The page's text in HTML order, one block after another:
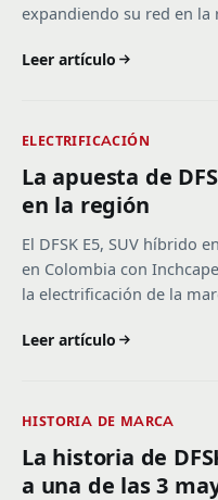
expandiendo su red en la
Leer artículo
ELECTRIFICACIÓN
La apuesta de
en la región
El DFSK E5, SUV híbrido
en Colombia con
la electrificación de la
Leer artículo
HISTORIA DE MARCA
La historia de
a una de las 3